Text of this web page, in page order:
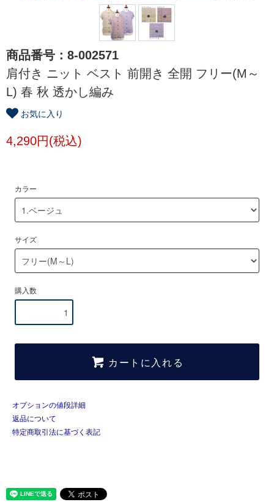
商品番号：8-002571
肩付き ニット ベスト 前開き 全開 フリー(M～
L) 春 秋 透かし編み
お気に入り
4,290円(税込)
カラー
サイズ
購入数
カートに入れる
オプションの値段詳細
返品について
特定商取引法に基づく表記